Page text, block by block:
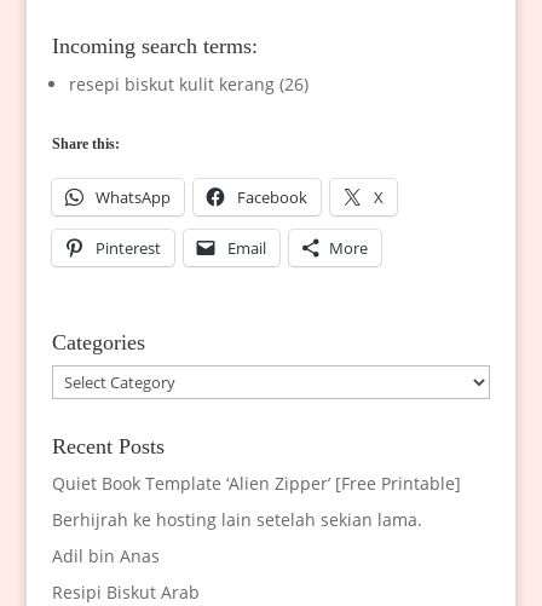
Incoming search terms:
resepi biskut kulit kerang (26)
Share this:
WhatsApp Facebook X
Pinterest Email More
Categories
Categories
Recent Posts
Quiet Book Template ‘Alien Zipper’ [Free Printable]
Berhijrah ke hosting lain setelah sekian lama.
Adil bin Anas
Resipi Biskut Arab